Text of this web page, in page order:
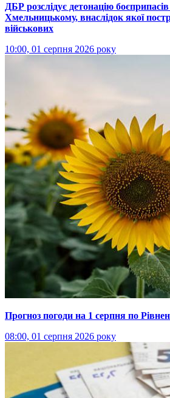
ДБР розслідує детонацію боєприпасів
Хмельницькому, внаслідок якої
військових
10:00, 01 серпня 2026 року
Прогноз погоди на 1 серпня по
08:00, 01 серпня 2026 року